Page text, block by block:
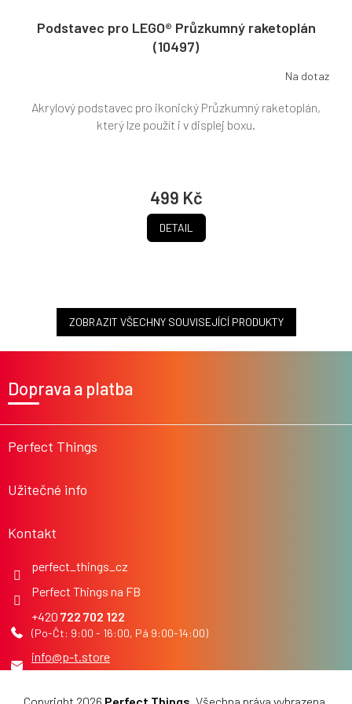
Podstavec pro LEGO® Průzkumný raketoplán
(10497)
Na dotaz
499 Kč
DETAIL
Akrylový podstavec pro ikonický Průzkumný raketoplán,
který lze použít i v displej boxu.
ZOBRAZIT VŠECHNY SOUVISEJÍCÍ PRODUKTY
t
Perfect Things
Užitečné info
Kontakt
info@p-t.store
722 702 122
Perfect Things na FB
perfect_things_cz
Doprava a platba